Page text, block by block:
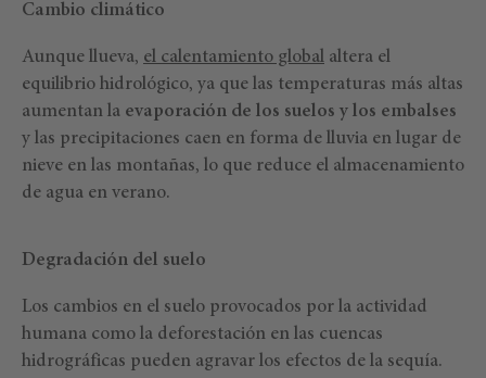
Cambio climático
Aunque llueva, el calentamiento global altera el
equilibrio hidrológico, ya que las temperaturas más altas
aumentan la evaporación de los suelos y los embalses
y las precipitaciones caen en forma de lluvia en lugar de
nieve en las montañas, lo que reduce el almacenamiento
de agua en verano.
Degradación del suelo
Los cambios en el suelo provocados por la actividad
humana como la deforestación en las cuencas
hidrográficas pueden agravar los efectos de la sequía.